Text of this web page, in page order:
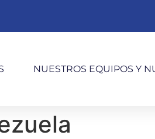
NUESTROS EQUIPOS Y